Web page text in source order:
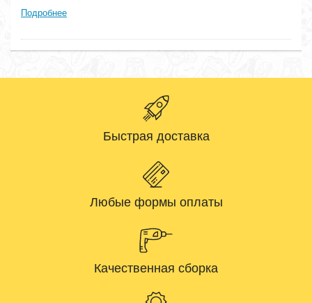
Подробнее
Быстрая доставка
Любые формы оплаты
Качественная сборка